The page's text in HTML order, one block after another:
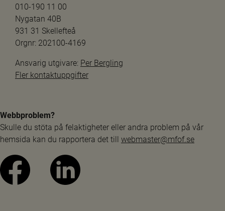
010-190 11 00
Nygatan 40B
931 31 Skellefteå
Orgnr: 202100-4169
Ansvarig utgivare: Per Bergling
Fler kontaktuppgifter
Webbproblem?
Skulle du stöta på felaktigheter eller andra problem på vår
hemsida kan du rapportera det till webmaster@mfof.se